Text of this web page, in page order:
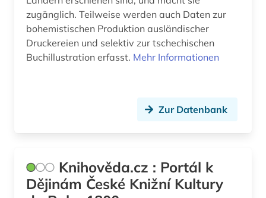
zugänglich. Teilweise werden auch Daten zur
bohemistischen Produktion ausländischer
Druckereien und selektiv zur tschechischen
Buchillustration erfasst. Mehr Informationen
Zur Datenbank
Knihověda.cz : Portál k
Dějinám České Knižní Kultury